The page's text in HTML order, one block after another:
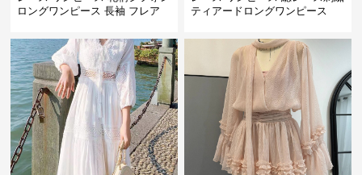
ロングワンピース 長袖 フレア
ティアードロングワンピース